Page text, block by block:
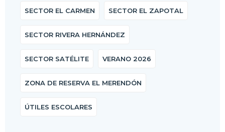
SECTOR EL CARMEN SECTOR EL ZAPOTAL
SECTOR RIVERA HERNÁNDEZ
SECTOR SATÉLITE VERANO 2026
ZONA DE RESERVA EL MERENDÓN
ÚTILES ESCOLARES